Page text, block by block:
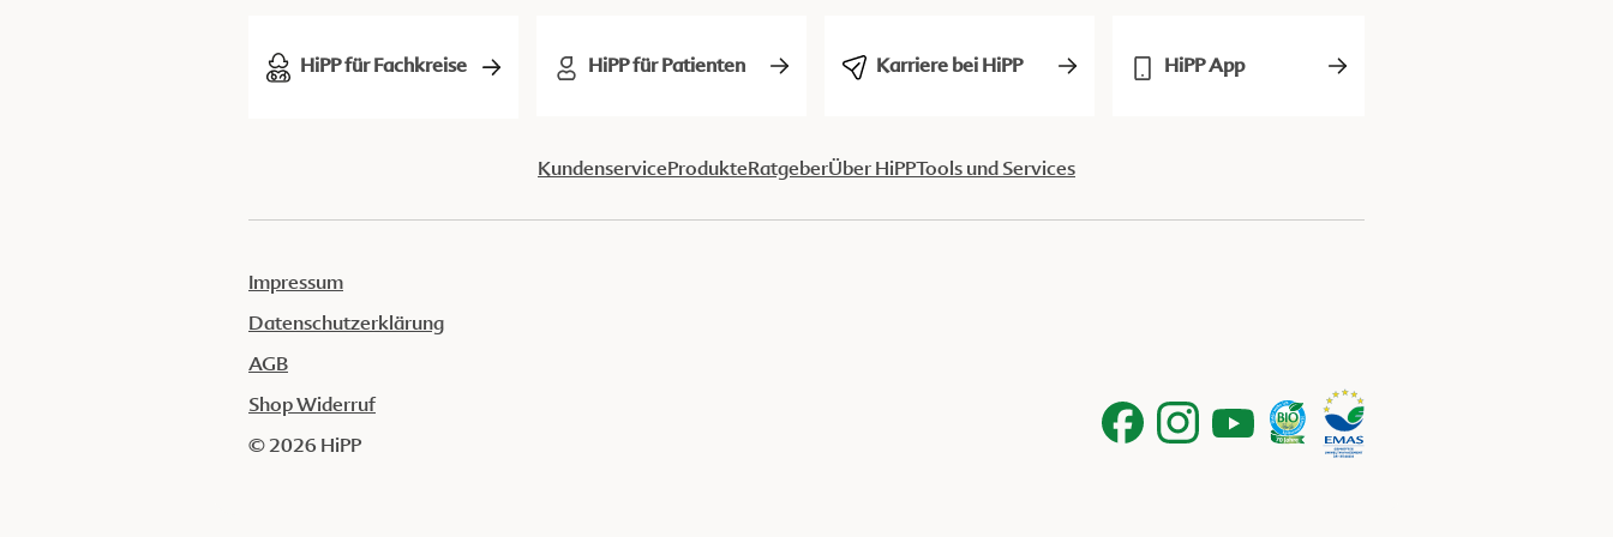
HiPP für Fachkreise HiPP für Patienten Karriere bei HiPP HiPP App
KundenserviceProdukteRatgeberÜber HiPPTools und Services
Impressum
Datenschutzerklärung
AGB
Shop Widerruf
© 2026 HiPP